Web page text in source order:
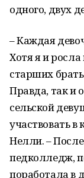
одного, двух
– Каждая
Хотя я и
старших
Правда, так и
сельской
участвовать в
Нелли. –
педколледж,
поработала в